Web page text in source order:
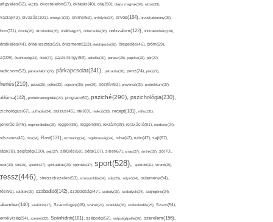
ok(36), okostelefon(57), oktatás(40), olaj(50), olajos magvak(34), olcsó(33),
olvasás(101), omega-3(31), online(52), orrfolyás(24), orvos(164), orvostudomány(26),
óvoda(26), öltözködés(35), önállóság(27), önbecsülés(36), önbizalom(122), önbizalomhiány(28),
önfejlesztés(59), önismeret(113), önkifejezés(26), öregedés(46), öröm(69),
őszinteség(34), ötlet(37), pajzsmirigy(53), pakolás(30), panasz(25), paprika(28), pár(27),
páratartalom(27), párkapcsolat(241), pattanás(30), pénz(74), piac(27),
pizza(25), pollen(32), popcorn(35), por(26), pozitív(83), prevenció(25), probiotikum(37),
problémamegoldás(27), program(60), psziché(290), pszichológia(230),
puffadás(34), pulzus(45), rák(69), reakció(33), recept(131), reflux(31),
regenerálódás(28), reggel(39), reggeli(89), reklám(39), relaxáció(81), rendszer(24),
rizs(34), Rost(131), rozmaring(24), rugalmasság(24), ruha(42), rutin(47), sajt(67),
segítség(100), sejt(27), sérülés(58), séta(107), siker(67), sírás(27), smink(37), só(70),
sör(26), spenót(27), spiritualitás(28), spórolás(37), sport(528), sportoló(31), strand(35),
stresszkezelés(53), stresszoldás(34), súly(25), súlyzó(24), sütemény(94),
sütőtök(25), szabadidő(142), szabadság(47), szabály(25), szabályok(24), szájhigiénia(24),
szakítás(27), Számítógép(46), száraz(24), szédülés(35), székrekedés(25), Szem(54),
szemét(32), Szénhidrát(181), szépség(52), szépségápolás(26), szerelem(156),